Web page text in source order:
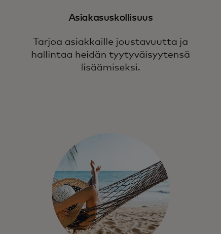
Asiakasuskollisuus
Tarjoa asiakkaille joustavuutta ja
hallintaa heidän tyytyväisyytensä
lisäämiseksi.